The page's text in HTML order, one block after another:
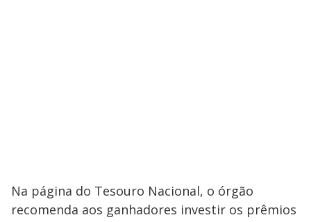
Na página do Tesouro Nacional, o órgão
recomenda aos ganhadores investir os prêmios